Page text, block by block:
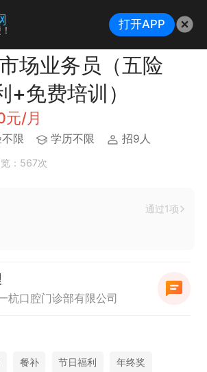
市场业务员（五险
+免费培训）
/月
限 学历不限 招9人
：567次
通过1项
杭口腔门诊部有限公司
餐补 节日福利 年终奖
打开APP